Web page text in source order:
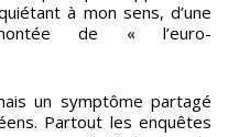
à mon sens, d’une
de « l’euro-
un symptôme partagé
Partout les enquêtes